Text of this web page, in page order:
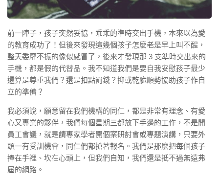
前一陣子，孩子突然妥協，乖乖的準時交出手機，本來以為愛
的教育成功了！但後來發現這幾個孩子怎麼老是早上叫不醒，
整天委靡不振的像似感冒了，後來才發現那 3 支準時交出來的
手機，都是假的代替品。我不知道我們是要自我安慰孩子最少
還算是尊重我們？還是扣點罰錢？抑或乾脆順勢協助孩子作自
立的準備？
我必須說，願意留在我們機構的同仁，都是非常有理念、有愛
心又專業的夥伴，我們每個星期三都放下手邊的工作，不是開
員工會議，就是請專家學者開個案研討會或專題演講，只要外
頭一有受訓機會，同仁們都搶著報名。我們是那麼把每個孩子
捧在手裡、坎在心頭上，但我們自知，我們還是抵不過無遠弗
屆的網路。